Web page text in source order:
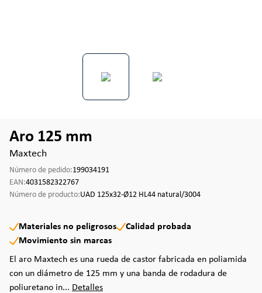
Aro 125 mm
Maxtech
Número de pedido:199034191
EAN:4031582322767
Número de producto:UAD 125x32-Ø12 HL44 natural/3004
Materiales no peligrosos
Calidad probada
Movimiento sin marcas
El aro Maxtech es una rueda de castor fabricada en poliamida
con un diámetro de 125 mm y una banda de rodadura de
poliuretano in... Detalles